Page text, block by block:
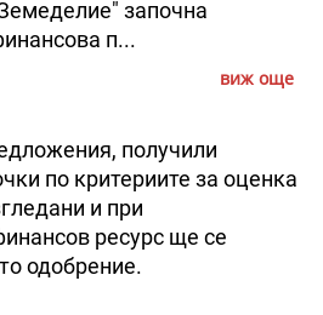
започна
п...
виж още
получили
по критериите за оценка
и при
ресурс ще се
одобрение.